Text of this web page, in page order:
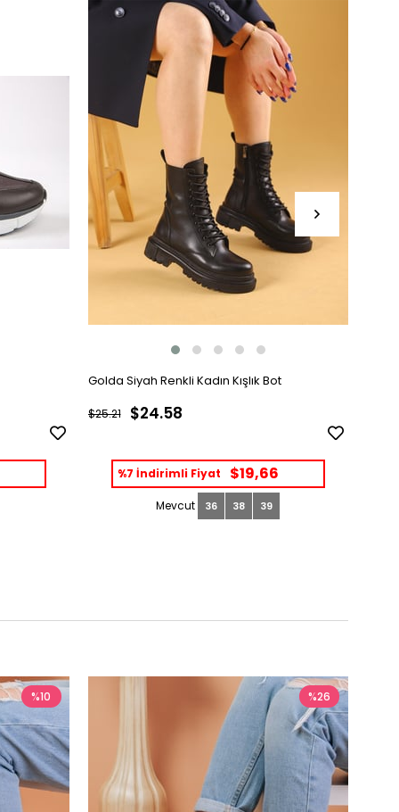
Golda Siyah Renkli Kadın Kışlık Bot
$24.58
$25.21
%7 İndirimli Fiyat $19,66
Ürün
36 38 39
%10 %26